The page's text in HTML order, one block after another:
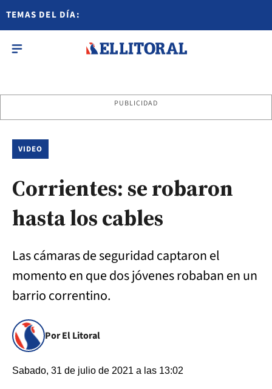
TEMAS DEL DÍA:
PUBLICIDAD
VIDEO
Corrientes: se robaron
hasta los cables
Las cámaras de seguridad captaron el
momento en que dos jóvenes robaban en un
barrio correntino.
Por El Litoral
Sabado, 31 de julio de 2021 a las 13:02